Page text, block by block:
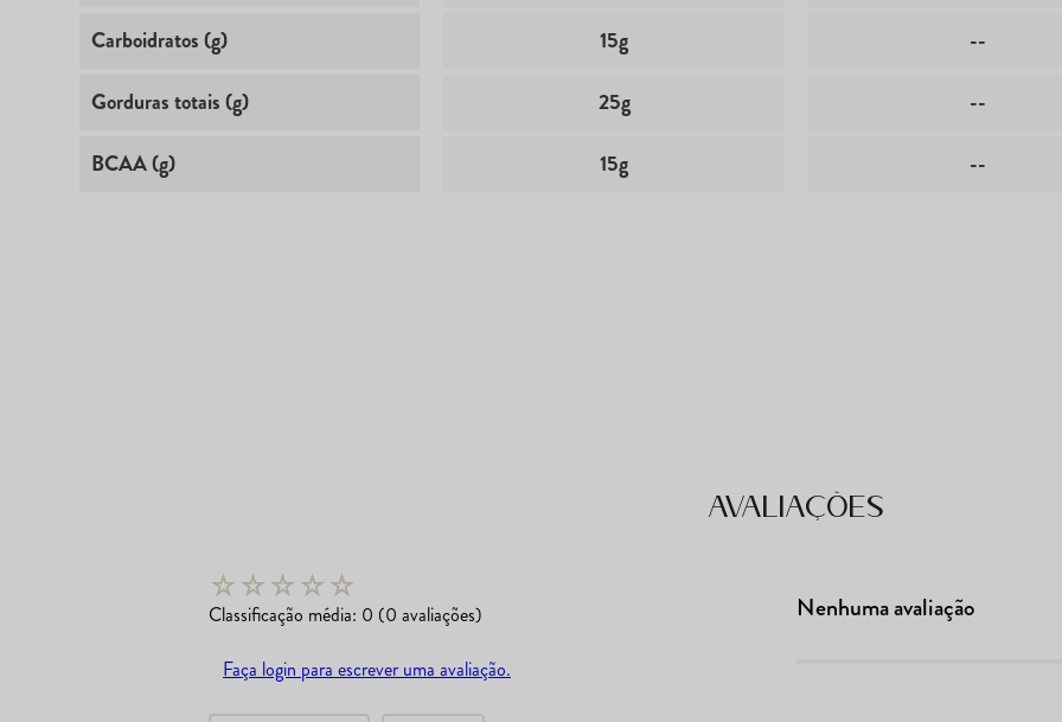
Carboidratos (g)
15g
--
Gorduras totais (g)
25g
--
BCAA (g)
15g --
Avaliações
☆☆☆☆☆
Classificação média: 0 (0 avaliações)
Faça login para escrever uma avaliação.
Nenhuma avaliação